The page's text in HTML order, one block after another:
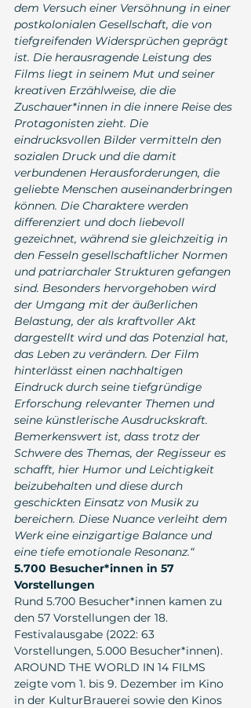
dem Versuch einer Versöhnung in einer
postkolonialen Gesellschaft, die von
tiefgreifenden Widersprüchen geprägt
ist. Die herausragende Leistung des
Films liegt in seinem Mut und seiner
kreativen Erzählweise, die die
Zuschauer*innen in die innere Reise des
Protagonisten zieht. Die
eindrucksvollen Bilder vermitteln den
sozialen Druck und die damit
verbundenen Herausforderungen, die
geliebte Menschen auseinanderbringen
können. Die Charaktere werden
differenziert und doch liebevoll
gezeichnet, während sie gleichzeitig in
den Fesseln gesellschaftlicher Normen
und patriarchaler Strukturen gefangen
sind. Besonders hervorgehoben wird
der Umgang mit der äußerlichen
Belastung, der als kraftvoller Akt
dargestellt wird und das Potenzial hat,
das Leben zu verändern. Der Film
hinterlässt einen nachhaltigen
Eindruck durch seine tiefgründige
Erforschung relevanter Themen und
seine künstlerische Ausdruckskraft.
Bemerkenswert ist, dass trotz der
Schwere des Themas, der Regisseur es
schafft, hier Humor und Leichtigkeit
beizubehalten und diese durch
geschickten Einsatz von Musik zu
bereichern. Diese Nuance verleiht dem
Werk eine einzigartige Balance und
eine tiefe emotionale Resonanz.“
5.700 Besucher*innen in 57
Vorstellungen
Rund 5.700 Besucher*innen kamen zu
den 57 Vorstellungen der 18.
Festivalausgabe (2022: 63
Vorstellungen, 5.000 Besucher*innen).
AROUND THE WORLD IN 14 FILMS
zeigte vom 1. bis 9. Dezember im Kino
in der KulturBrauerei sowie den Kinos